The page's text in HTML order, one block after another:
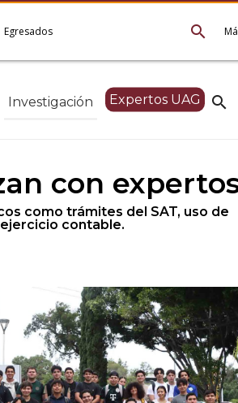
search
Egresados
search
Investigación Expertos UAG
con
como trámites del SAT, uso de
contable.